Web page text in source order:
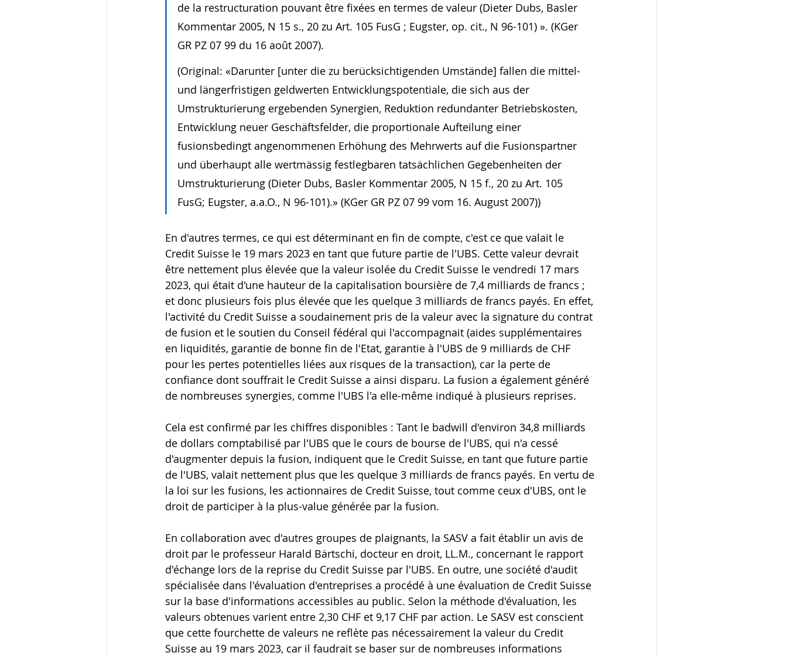
de la restructuration pouvant être fixées en termes de valeur (Dieter Dubs, Basler
Kommentar 2005, N 15 s., 20 zu Art. 105 FusG ; Eugster, op. cit., N 96-101) ». (KGer
GR PZ 07 99 du 16 août 2007).
(Original: «Darunter [unter die zu berücksichtigenden Umstände] fallen die mittel-
und längerfristigen geldwerten Entwicklungspotentiale, die sich aus der
Umstrukturierung ergebenden Synergien, Reduktion redundanter Betriebskosten,
Entwicklung neuer Geschäftsfelder, die proportionale Aufteilung einer
fusionsbedingt angenommenen Erhöhung des Mehrwerts auf die Fusionspartner
und überhaupt alle wertmässig festlegbaren tatsächlichen Gegebenheiten der
Umstrukturierung (Dieter Dubs, Basler Kommentar 2005, N 15 f., 20 zu Art. 105
FusG; Eugster, a.a.O., N 96-101).» (KGer GR PZ 07 99 vom 16. August 2007))
En d'autres termes, ce qui est déterminant en fin de compte, c'est ce que valait le
Credit Suisse le 19 mars 2023 en tant que future partie de l'UBS. Cette valeur devrait
être nettement plus élevée que la valeur isolée du Credit Suisse le vendredi 17 mars
2023, qui était d'une hauteur de la capitalisation boursière de 7,4 milliards de francs ;
et donc plusieurs fois plus élevée que les quelque 3 milliards de francs payés. En effet,
l'activité du Credit Suisse a soudainement pris de la valeur avec la signature du contrat
de fusion et le soutien du Conseil fédéral qui l'accompagnait (aides supplémentaires
en liquidités, garantie de bonne fin de l'Etat, garantie à l'UBS de 9 milliards de CHF
pour les pertes potentielles liées aux risques de la transaction), car la perte de
confiance dont souffrait le Credit Suisse a ainsi disparu. La fusion a également généré
de nombreuses synergies, comme l'UBS l'a elle-même indiqué à plusieurs reprises.
Cela est confirmé par les chiffres disponibles : Tant le badwill d'environ 34,8 milliards
de dollars comptabilisé par l'UBS que le cours de bourse de l'UBS, qui n'a cessé
d'augmenter depuis la fusion, indiquent que le Credit Suisse, en tant que future partie
de l'UBS, valait nettement plus que les quelque 3 milliards de francs payés. En vertu de
la loi sur les fusions, les actionnaires de Credit Suisse, tout comme ceux d'UBS, ont le
droit de participer à la plus-value générée par la fusion.
En collaboration avec d'autres groupes de plaignants, la SASV a fait établir un avis de
droit par le professeur Harald Bärtschi, docteur en droit, LL.M., concernant le rapport
d'échange lors de la reprise du Credit Suisse par l'UBS. En outre, une société d'audit
spécialisée dans l'évaluation d'entreprises a procédé à une évaluation de Credit Suisse
sur la base d'informations accessibles au public. Selon la méthode d'évaluation, les
valeurs obtenues varient entre 2,30 CHF et 9,17 CHF par action. Le SASV est conscient
que cette fourchette de valeurs ne reflète pas nécessairement la valeur du Credit
Suisse au 19 mars 2023, car il faudrait se baser sur de nombreuses informations